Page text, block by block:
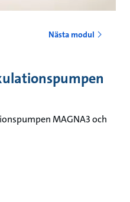
Nästa modul
MAGNA3 och